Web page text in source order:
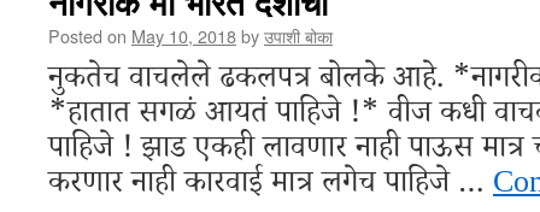
Posted on May 10, 2018byउपाशी बोका
नुकतेच वाचलेले ढकलपत्र बोलके आहे.
*हातात सगळं आयतं पाहिजे !* वीज कधी
पाहिजे ! झाड एकही लावणार नाही पाऊस मात्र
करणार नाही कारवाई मात्र लगेच पाहिजे …